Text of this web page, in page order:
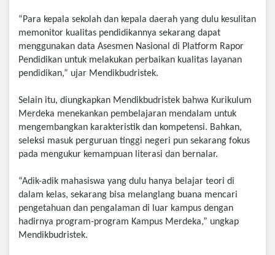
“Para kepala sekolah dan kepala daerah yang dulu kesulitan
memonitor kualitas pendidikannya sekarang dapat
menggunakan data Asesmen Nasional di Platform Rapor
Pendidikan untuk melakukan perbaikan kualitas layanan
pendidikan,” ujar Mendikbudristek.
Selain itu, diungkapkan Mendikbudristek bahwa Kurikulum
Merdeka menekankan pembelajaran mendalam untuk
mengembangkan karakteristik dan kompetensi. Bahkan,
seleksi masuk perguruan tinggi negeri pun sekarang fokus
pada mengukur kemampuan literasi dan bernalar.
“Adik-adik mahasiswa yang dulu hanya belajar teori di
dalam kelas, sekarang bisa melanglang buana mencari
pengetahuan dan pengalaman di luar kampus dengan
hadirnya program-program Kampus Merdeka,” ungkap
Mendikbudristek.